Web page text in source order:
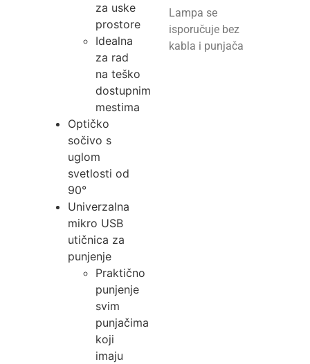
za uske
prostore
Idealna
za rad
na teško
dostupnim
mestima
Optičko
sočivo s
uglom
svetlosti od
90°
Univerzalna
mikro USB
utičnica za
punjenje
Praktično
punjenje
svim
punjačima
koji
imaju
Lampa se
isporučuje bez
kabla i punjača